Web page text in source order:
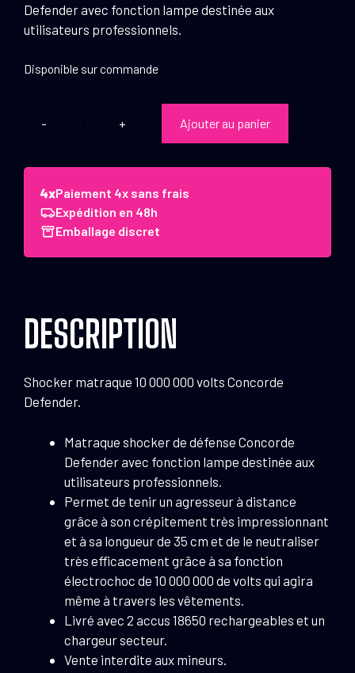
Defender avec fonction lampe destinée aux
utilisateurs professionnels.
Disponible sur commande
quantité
Shocker
matraque
10
000
Ajouter au panier
Paiement 4x sans frais
Expédition en 48h
Emballage discret
DESCRIPTION
Shocker matraque 10 000 000 volts Concorde
Defender.
Matraque shocker de défense Concorde
Defender avec fonction lampe destinée aux
utilisateurs professionnels.
Permet de tenir un agresseur à distance
grâce à son crépitement très impressionnant
et à sa longueur de 35 cm et de le neutraliser
très efficacement grâce à sa fonction
électrochoc de 10 000 000 de volts qui agira
même à travers les vêtements.
Livré avec 2 accus 18650 rechargeables et un
chargeur secteur.
Vente interdite aux mineurs.